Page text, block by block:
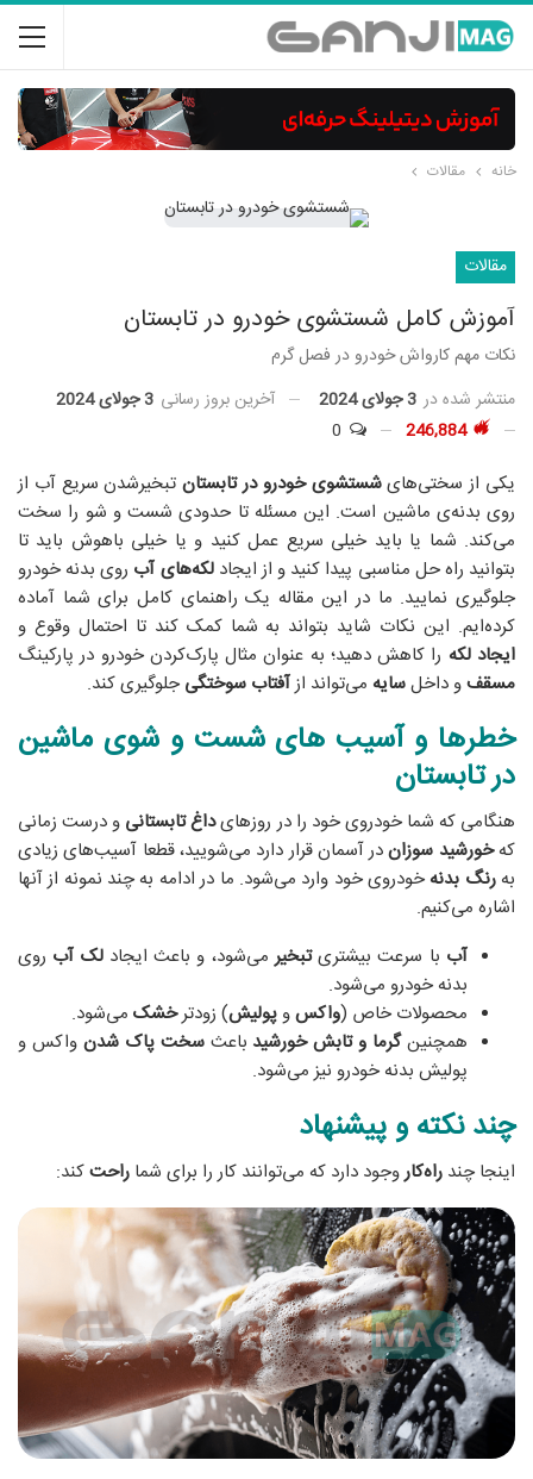
خانه مقالات
مقالات
آموزش کامل شستشوی خودرو در تابستان
نکات مهم کارواش خودرو در فصل گرم
منتشر شده در 3 جولای 2024 آخرین بروز رسانی 3 جولای 2024
246,884
یکی از سختی‌هایشستشوی خودرو در تابستانتبخیرشدن سریع آب از
روی بدنه‌ی ماشین است. این مسئله تا حدودی شست و شو را سخت
می‌کند. شما یا باید خیلی سریع عمل کنید و یا خیلی باهوش باید تا
بتوانید راه حل مناسبی پیدا کنید و از ایجاد لکه‌های آب روی بدنه خودرو
جلوگیری نمایید. ما در این مقاله یک راهنمای کامل برای شما آماده
کرده‌ایم. این نکات شاید بتواند به شما کمک‌ کند تا احتمال وقوع و
ایجاد لکه را کاهش دهید؛ به عنوان مثال پارک‌کردن خودرو در پارکینگ
مسقفو داخلسایه می‌تواند ازآفتاب سوختگی جلوگیری کند.
خطرها و آسیب های شست و شوی ماشین
در تابستان
هنگامی که شما خودروی خود را در روزهایداغ تابستانی و درست زمانی
کهخورشید سوزاندر آسمان قرار دارد می‌شویید، قطعا آسیب‌های زیادی
به رنگ بدنه خودروی خود وارد می‌شود. ما در ادامه به چند نمونه از آنها
اشاره می‌کنیم.
آب با سرعت بیشتریتبخیر می‌شود، و باعث ایجاد لک آب روی
بدنه خودرو می‌شود.
محصولات خاص (واکسو پولیش) زودترخشک می‌شود.
همچنینگرما و تابش خورشید باعثسخت پاک شدن واکس و
پولیش بدنه خودرو نیز می‌شود.
چند نکته و پیشنهاد
اینجا چند راه‌کاروجود دارد که می‌توانند کار را برای شما راحتکند: